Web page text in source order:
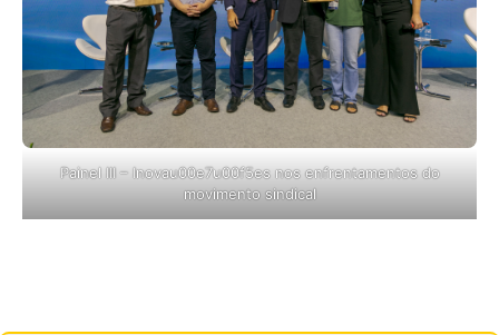
Painel III – Inovau00e7u00f5es nos enfrentamentos do
movimento sindical